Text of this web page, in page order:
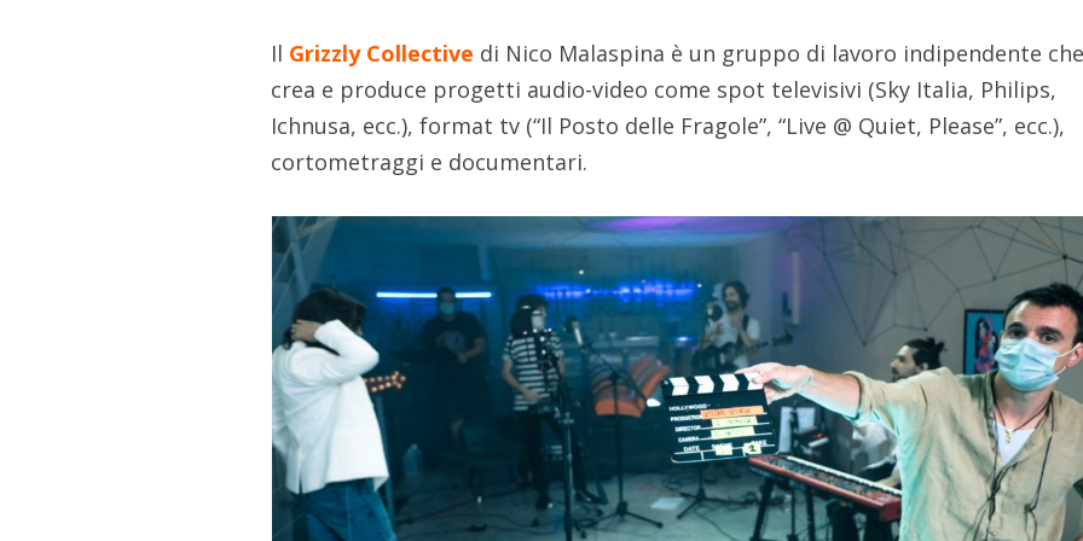
Il Grizzly Collective di Nico Malaspina è un gruppo di lavoro indipendente
crea e produce progetti audio-video come spot televisivi (Sky Italia, Philips,
Ichnusa, ecc.), format tv (“Il Posto delle Fragole”, “Live @ Quiet, Please”, ecc.),
cortometraggi e documentari.